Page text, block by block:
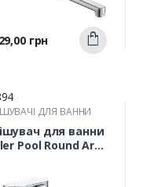
Швидкий
перегляд
грн Купити
ДЛЯ ВАННИ
для ванни
Pool Round Arc